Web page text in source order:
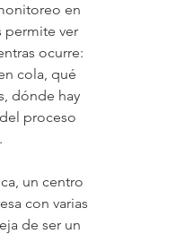
en
permite ver
ocurre:
cola, qué
dónde hay
proceso
un centro
con varias
de ser un